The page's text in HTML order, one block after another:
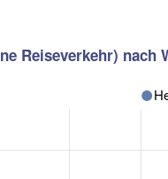
Reiseverkehr) nach